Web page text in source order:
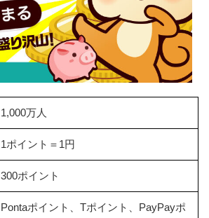
1,000万人
1ポイント＝1円
300ポイント
Pontaポイント、Tポイント、PayPayポ